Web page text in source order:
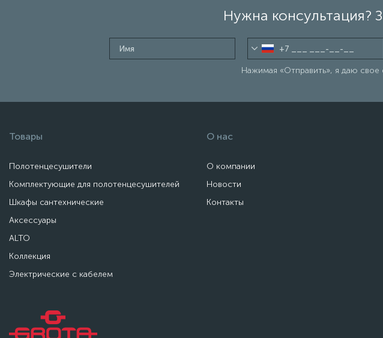
Нужна консультация?
Нажимая «Отправить», я даю свое
Товары
Полотенцесушители
Комплектующие для полотенцесушителей
Шкафы сантехнические
Аксессуары
ALTO
Коллекция
Электрические с кабелем
О нас
О компании
Новости
Контакты